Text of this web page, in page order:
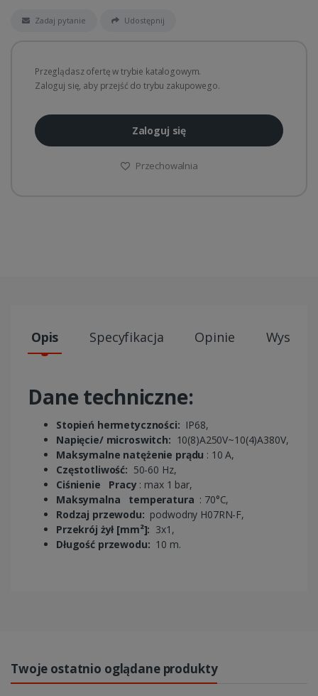
Zadaj pytanie Udostępnij
Przeglądasz ofertę w trybie katalogowym.
Zaloguj się, aby przejść do trybu zakupowego.
Zaloguj się
Przechowalnia
Opis Specyfikacja Opinie Wysyłki
Dane techniczne:
Stopień hermetyczności: IP68,
Napięcie/ microswitch: 10(8)A250V~10(4)A380V,
Maksymalne natężenie prądu : 10 A,
Częstotliwość: 50-60 Hz,
Ciśnienie
Pracy : max 1 bar,
Maksymalna
temperatura : 70°C,
Rodzaj przewodu: podwodny H07RN-F,
Przekrój żył [mm²]: 3x1,
Długość przewodu: 10 m.
Twoje ostatnio oglądane produkty